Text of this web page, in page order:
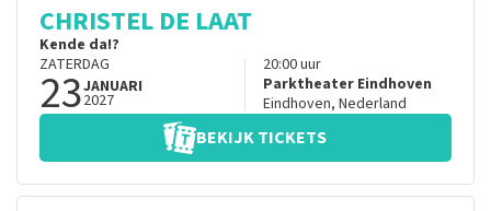
CHRISTEL DE LAAT
Kende da!?
ZATERDAG
23JANUARI
2027
20:00uur
Parktheater Eindhoven
Eindhoven, Nederland
BEKIJK TICKETS